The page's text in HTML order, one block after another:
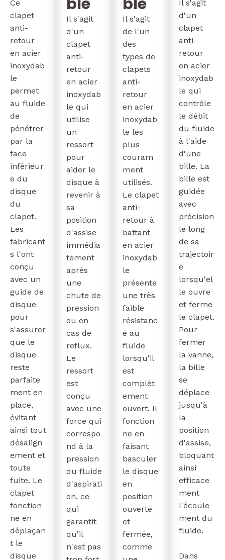
Ce
clapet
anti-
retour
en acier
inoxydab
le
permet
au fluide
de
pénétrer
par la
face
inférieur
e du
disque
du
clapet.
Les
fabricant
s l'ont
conçu
avec un
guide de
disque
pour
s'assurer
que le
disque
reste
parfaite
ment en
place,
évitant
ainsi tout
désalign
ement et
toute
fuite. Le
clapet
fonction
ne en
déplaçan
t le
disque
Il s'agit
d'un
clapet
anti-
retour
en acier
inoxydab
le qui
utilise
un
ressort
pour
aider le
disque à
revenir à
sa
position
d'assise
immédia
tement
après
une
chute de
pression
ou en
cas de
reflux.
Le
ressort
est
conçu
avec une
force qui
correspo
nd à la
pression
du fluide
d'aspirati
on, ce
qui
garantit
qu'il
n'est pas
Il s'agit
de l'un
des
types de
clapets
anti-
retour
en acier
inoxydab
le les
plus
couram
ment
utilisés.
Le clapet
anti-
retour à
battant
en acier
inoxydab
le
présente
une très
faible
résistanc
e au
fluide
lorsqu'il
est
complèt
ement
ouvert. Il
fonction
ne en
faisant
basculer
le disque
en
position
ouverte
et
fermée,
comme
Il s'agit
d'un
clapet
anti-
retour
en acier
inoxydab
le qui
contrôle
le débit
du fluide
à l'aide
d'une
bille. La
bille est
guidée
avec
précision
le long
de sa
trajectoir
e
lorsqu'el
le ouvre
et ferme
le clapet.
Pour
fermer
la vanne,
la bille
se
déplace
jusqu'à
la
position
d'assise,
bloquant
ainsi
efficace
ment
l'écoule
ment du
fluide.
Dans